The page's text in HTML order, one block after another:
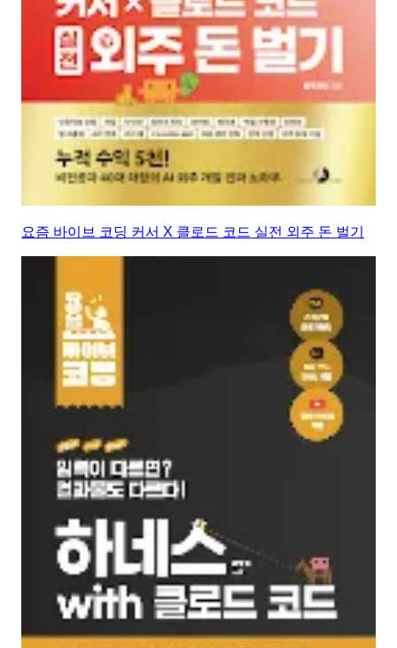
요즘 바이브 코딩 커서 X 클로드 코드 실전 외주 돈 벌기